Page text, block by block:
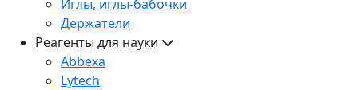
Иглы, иглы-бабочки
Держатели
Реагенты для науки
Abbexa
Lytech